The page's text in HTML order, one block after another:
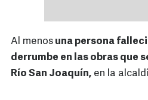
Al menos una persona
derrumbe en las obras que
Río San Joaquín, en la